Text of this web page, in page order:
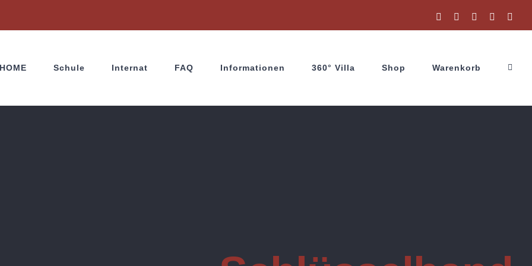
FacebookInstagram YouTube
HOME Schule Internat FAQ Informationen 360° Villa Shop Warenkorb